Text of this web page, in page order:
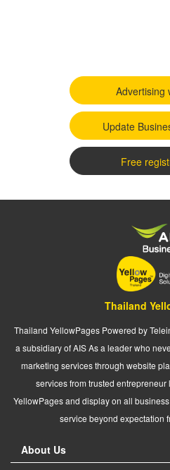
Advertising
Update
Free
Thailand
Thailand YellowPages Powered by
a subsidiary of AIS As a leader who
marketing services through website
services from trusted
YellowPages and display on all
service beyond expectation
About Us